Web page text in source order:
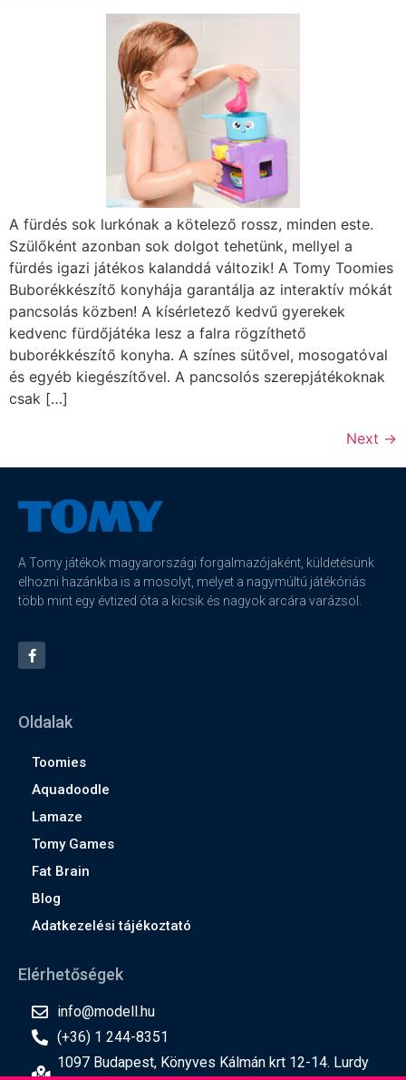
A fürdés sok lurkónak a kötelező rossz, minden este.
Szülőként azonban sok dolgot tehetünk, mellyel a
fürdés igazi játékos kalanddá változik! A Tomy Toomies
Buborékkészítő konyhája garantálja az interaktív mókát
pancsolás közben! A kísérletező kedvű gyerekek
kedvenc fürdőjátéka lesz a falra rögzíthető
buborékkészítő konyha. A színes sütővel, mosogatóval
és egyéb kiegészítővel. A pancsolós szerepjátékoknak
csak […]
Next →
A Tomy játékok magyarországi forgalmazójaként, küldetésünk
elhozni hazánkba is a mosolyt, melyet a nagymúltú játékóriás
több mint egy évtized óta a kicsik és nagyok arcára varázsol.
Oldalak
Toomies
Aquadoodle
Lamaze
Tomy Games
Fat Brain
Blog
Adatkezelési tájékoztató
Elérhetőségek
info@modell.hu
(+36) 1 244-8351
1097 Budapest, Könyves Kálmán krt 12-14. Lurdy